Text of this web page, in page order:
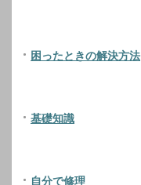
困ったときの解決方法
基礎知識
自分で修理